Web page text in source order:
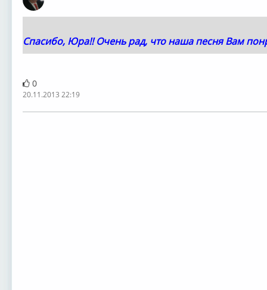
Спасибо, Юра!! Очень рад, что наша песня Вам
0
20.11.2013 22:19